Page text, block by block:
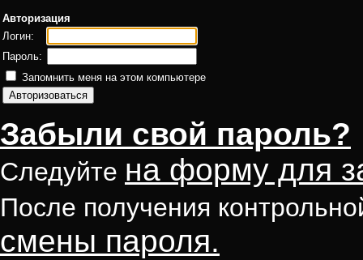
Авторизация
Логин:
Пароль:
Запомнить меня на этом компьютере
Забыли свой пароль?
Следуйте на форму для
После получения
смены пароля.